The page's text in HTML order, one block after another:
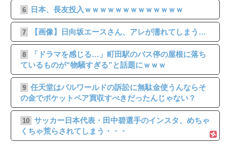
6 日本、長友投入ｗｗｗｗｗｗｗｗｗｗｗｗｗ
7 【画像】日向坂エースさん、アレが濡れてしまう…
8
「ドラマを感じる…」町田駅のバス停の屋根に落ち
ているものが“物騒すぎる”と話題にｗｗｗ
9 任天堂はパルワールドの訴訟に無駄金使うんならそ
の金でポケットペア買収すべきだったんじゃない？
10 サッカー日本代表・田中碧選手のインスタ、めちゃ
くちゃ荒らされてしまう・・・